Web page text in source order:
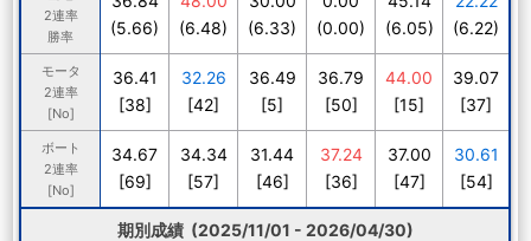
2連率
勝率
(5.66)
(6.48)
(6.33)
(0.00)
(6.05)
(6.22)
モータ
2連率
[No]
36.41
[38]
32.26
[42]
36.49
[5]
36.79
[50]
44.00
[15]
39.07
[37]
ボート
2連率
[No]
34.67
[69]
34.34
[57]
31.44
[46]
37.24
[36]
37.00
[47]
30.61
[54]
期別成績 (2025/11/01 - 2026/04/30)